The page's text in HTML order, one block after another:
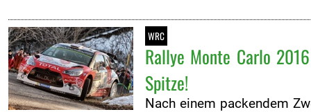
WRC
Rallye Monte Carlo
Spitze!
Nach einem packendem